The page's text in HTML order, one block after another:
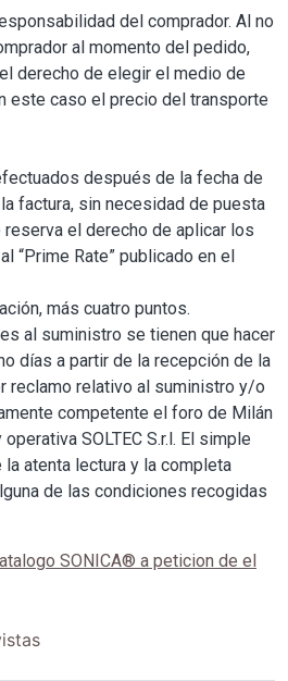
del comprador. Al no
al momento del pedido,
derecho de elegir el medio de
este caso el precio del transporte
después de la fecha de
factura, sin necesidad de puesta
reserva el derecho de aplicar los
“Prime Rate” publicado en el
más cuatro puntos.
al suministro se tienen que hacer
días a partir de la recepción de la
reclamo relativo al suministro y/o
competente el foro de Milán
SOLTEC S.r.l. El simple
atenta lectura y la completa
de las condiciones recogidas
SONICA® a peticion de el
generales de venta y suministro